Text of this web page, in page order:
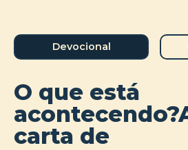
Devocional
O que está
carta de